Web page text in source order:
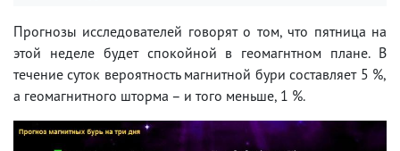
Прогнозы исследователей говорят о том, что пятница на
этой неделе будет спокойной в геомагнтном плане. В
течение суток вероятность магнитной бури составляет 5 %,
а геомагнитного шторма – и того меньше, 1 %.